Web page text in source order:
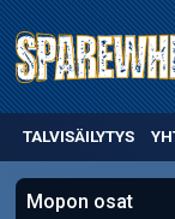
TALVISÄILYTYS
Mopon osat